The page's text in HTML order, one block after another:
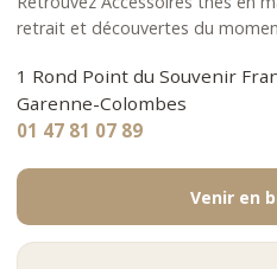
retrait et découvertes du
1 Rond Point du Souvenir
Garenne-Colombes
01 47 81 07 89
Venir en